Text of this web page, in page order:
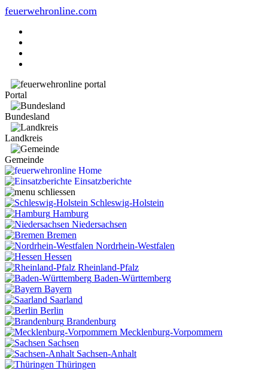
feuerwehronline.com
Portal
Bundesland
Landkreis
Gemeinde
Home
Einsatzberichte
Schleswig-Holstein
Hamburg
Niedersachsen
Bremen
Nordrhein-Westfalen
Hessen
Rheinland-Pfalz
Baden-Württemberg
Bayern
Saarland
Berlin
Brandenburg
Mecklenburg-Vorpommern
Sachsen
Sachsen-Anhalt
Thüringen